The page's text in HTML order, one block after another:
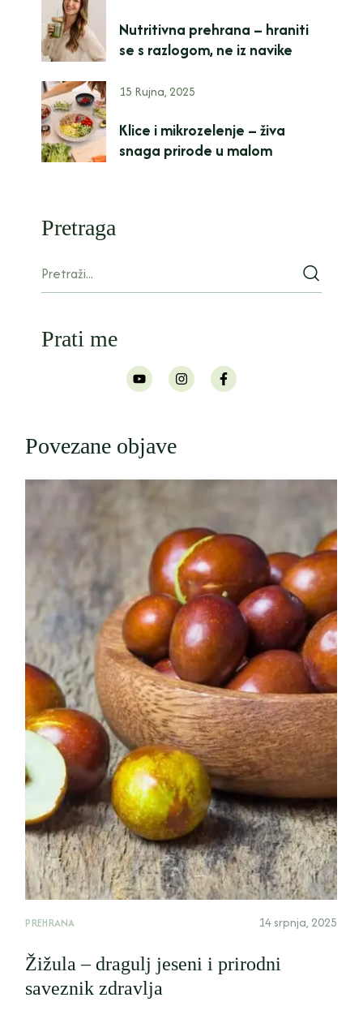
Nutritivna prehrana – hraniti
se s razlogom, ne iz navike
15 Rujna, 2025
Klice i mikrozelenje – živa
snaga prirode u malom
Pretraga
Prati me
Povezane objave
PREHRANA 14 srpnja, 2025
Žižula – dragulj jeseni i prirodni
saveznik zdravlja